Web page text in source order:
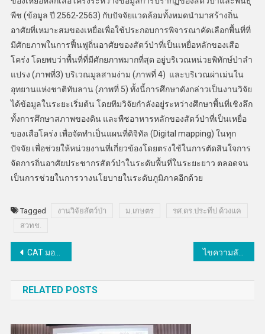
พืช (ข้อมูล ปี 2562-2563) กับปัจจัยแวดล้อมทั้งหมดนำมาสร้างถิ่น
อาศัยที่เหมาะสมของเหยื่อเพื่อใช้ประกอบการพิจารณาคัดเลือกพื้นที่ที่
มีศักยภาพในการฟื้นฟูถิ่นอาศัยของสัตว์ป่าที่เป็นเหยื่อหลักของเสือ
โคร่ง โดยพบว่าพื้นที่ที่มีศักยภาพมากที่สุด อยู่บริเวณหน่วยพิทักษ์ป่าลำ
แปรง (ภาพที่3) บริเวณมูลสามง่าม (ภาพที่ 4) และบริเวณผ่าเม่นใน
อุทยานแห่งชาติทับลาน (ภาพที่ 5) ทั้งนี้การศึกษาดังกล่าวเป็นงานวิจัย
ได้ข้อมูลในระยะเริ่มต้น โดยทีมวิจัยกำลังอยู่ระหว่างศึกษาพื้นที่เชิงลึก
ทั้งการศึกษาสภาพของดิน และพืชอาหารหลักของสัตว์ป่าที่เป็นเหยื่อ
ของเสือโคร่ง เพื่อจัดทำเป็นแผนที่ดิจิทัล (Digital mapping) ในทุก
ปัจจัย เพื่อช่วยให้หน่วยงานที่เกี่ยวข้องโดยตรงใช้ในการตัดสินใจการ
จัดการถิ่นอาศัยประชากรสัตว์ป่าในระดับพื้นที่ในระยะยาว ตลอดจน
เป็นการช่วยในการวางนโยบายในระดับภูมิภาคอีกด้วย
Tagged งานวิจัยสัตว์ป่า ม.เกษตร
รศ.ดร.ประทีป ด้วงแค
สวทช.
แนะแนว
CAT มอบสิทธิพิเศษ พร้อม Wi-Fi โทรฯ ฟรีรับปีใหม่
RELATED POSTS